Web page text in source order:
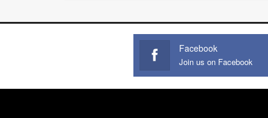
Facebook
Join us on Facebook